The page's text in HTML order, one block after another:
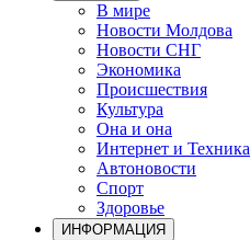
В мире
Новости Молдова
Новости СНГ
Экономика
Происшествия
Культура
Она и она
Интернет и Техника
Автоновости
Спорт
Здоровье
ИНФОРМАЦИЯ